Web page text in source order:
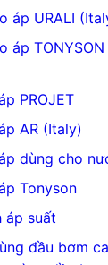
áp URALI
áp TONYSON
PROJET
AR (Italy)
dùng cho
Tonyson
áp suất
đầu bơm